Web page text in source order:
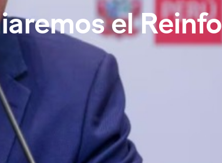
el Reinfo